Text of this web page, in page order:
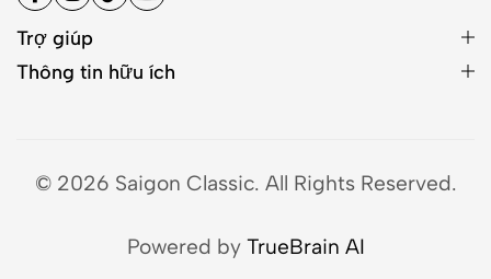
Trợ giúp
Thông tin hữu ích
© 2026 Saigon Classic. All Rights Reserved.
Powered by TrueBrain AI